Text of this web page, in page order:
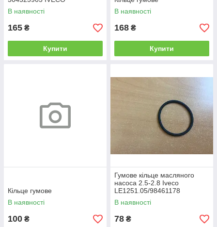
В наявності
165 ₴
Купити
В наявності
168 ₴
Купити
Кільце гумове
В наявності
100 ₴
Гумове кільце масляного
насоса 2.5-2.8 Iveco
LE1251.05/98461178
В наявності
78 ₴